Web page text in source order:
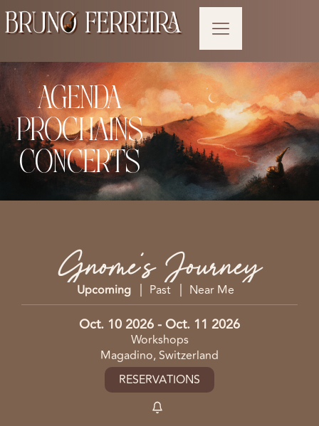
Aller
au
AGENDA
PROCHAINS
CONCERTS
Gnome’s Journey
Upcoming | Past | Near Me
Oct. 10 2026 - Oct. 11 2026
Workshops
Magadino, Switzerland
RESERVATIONS